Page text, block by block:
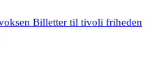
Billetter til tivoli friheden